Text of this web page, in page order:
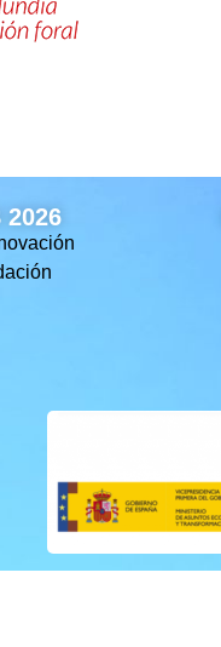
2026